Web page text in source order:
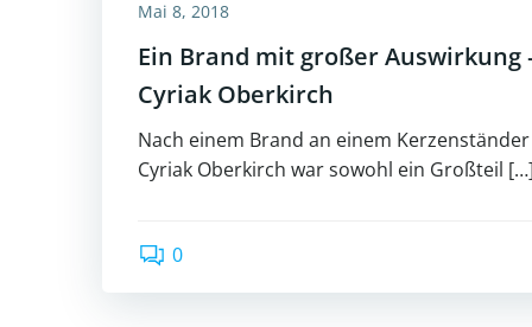
Mai 8, 2018
Ein Brand mit großer Auswirkung
Cyriak Oberkirch
Nach einem Brand an einem
Cyriak Oberkirch war sowohl ein Großteil […]
0